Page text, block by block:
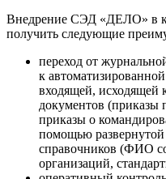
Внедрение СЭД «ДЕЛО» в
получить следующие
переход от
к
входящей, исходящей
документов (приказы
приказы о
помощью
справочников (ФИО
организаций,